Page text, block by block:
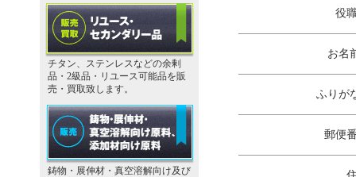
チタン、ステンレスなどの余剰
品・2級品・リユース可能品を販
売・買取致します。
鋳物・展伸材・真空溶解向け及び
役
お名
ふりが
郵便